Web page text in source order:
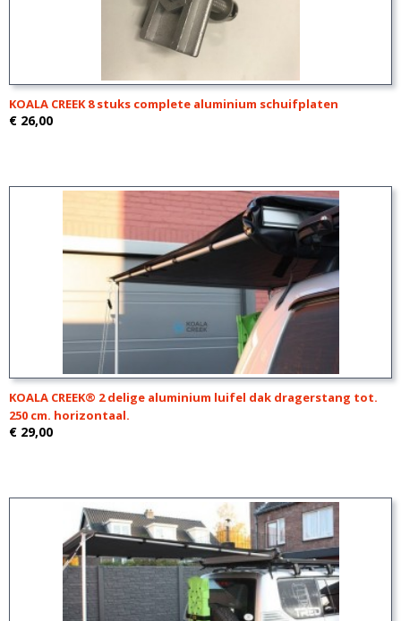
KOALA CREEK 8 stuks complete aluminium schuifplaten
€ 26,00
KOALA CREEK® 2 delige aluminium luifel dak dragerstang tot.
250 cm. horizontaal.
€ 29,00